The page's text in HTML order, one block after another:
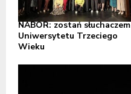
NABÓR: zostań słuchaczem
Uniwersytetu Trzeciego
Wieku